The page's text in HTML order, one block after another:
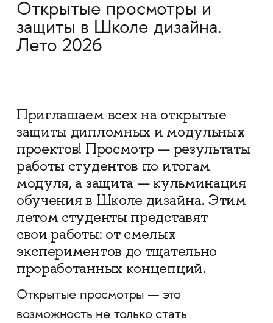
Открытые просмотры и
защиты в Школе дизайна.
Лето 2026
Приглашаем всех на открытые
защиты дипломных и модульных
проектов! Просмотр — результаты
работы студентов по итогам
модуля, а защита — кульминация
обучения в Школе дизайна. Этим
летом студенты представят
свои работы: от смелых
экспериментов до тщательно
проработанных концепций.
Открытые просмотры — это
возможность не только стать